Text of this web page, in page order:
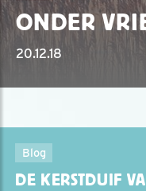
ONDER
20.12.18
Blog
DE KERSTDUIF